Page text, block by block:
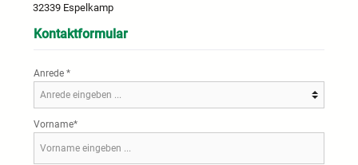
32339 Espelkamp
Kontaktformular
Anrede *
Vorname*